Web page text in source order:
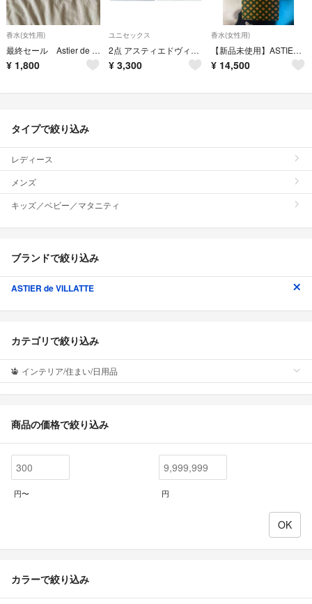
香水(女性用)
最終セール Astier de villatte香水セット
¥ 1,800
ユニセックス
2点 アスティエドヴィラット スプラッシュ オーデコロン フレグランス 香水
¥ 3,300
香水(女性用)
【新品未使用】ASTIER de VILLATTE GRAND CHALET
¥ 14,500
タイプで絞り込み
レディース
メンズ
キッズ／ベビー／マタニティ
ブランドで絞り込み
ASTIER de VILLATTE
カテゴリで絞り込み
インテリア/住まい/日用品
商品の価格で絞り込み
円〜 円
カラーで絞り込み